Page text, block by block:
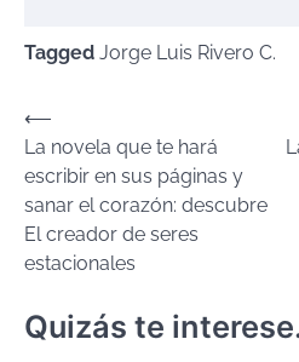
Tagged Jorge Luis Rivero C.
Navegación
de
entradas
⟵
La novela que te hará
escribir en sus páginas y
sanar el corazón: descubre
El creador de seres
estacionales
Quizás te